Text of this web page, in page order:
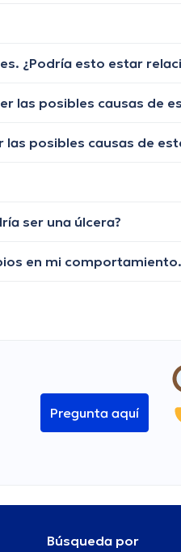
ser una úlcera?
Pregunta aquí
Búsqueda por